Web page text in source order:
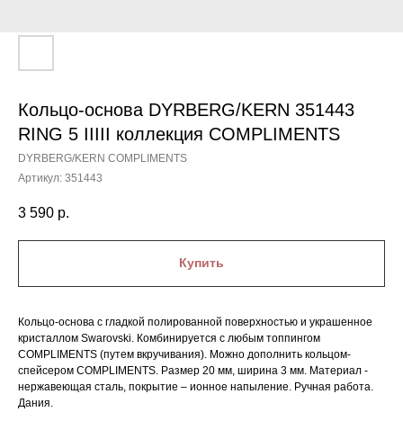
Кольцо-основа DYRBERG/KERN 351443
RING 5 IIIII коллекция COMPLIMENTS
DYRBERG/KERN COMPLIMENTS
Артикул: 351443
3 590 р.
Купить
Кольцо-основа с гладкой полированной поверхностью и украшенное
кристаллом Swarovski. Комбинируется с любым топпингом
COMPLIMENTS (путем вкручивания). Можно дополнить кольцом-
спейсером COMPLIMENTS. Размер 20 мм, ширина 3 мм. Материал -
нержавеющая сталь, покрытие – ионное напыление. Ручная работа.
Дания.